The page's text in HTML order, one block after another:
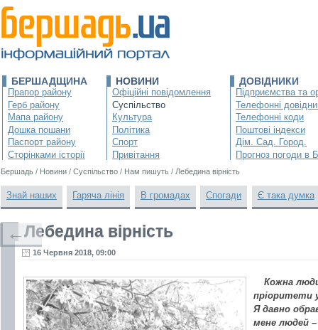
БЕРШАДЩИНА
Прапор району
Герб району
Мапа району
Дошка пошани
Паспорт району
Сторінками історії
НОВИНИ
Офіційні повідомлення
Суспільство
Культура
Політика
Спорт
Привітання
ДОВІДНИКИ
Підприємства та
Телефонні
Телефонні коди
Поштові індекси
Дім. Сад. Город.
Прогноз погоди в
Бершадь / Новини / Суспільство / Нам пишуть / Лебедина вірність
Знай наших Гаряча лінія В громадах Спогади Є така думка
Лебедина вірність
16 Червня 2018, 09:00
Кожна
пріоритети
Я давно
мене людей
←